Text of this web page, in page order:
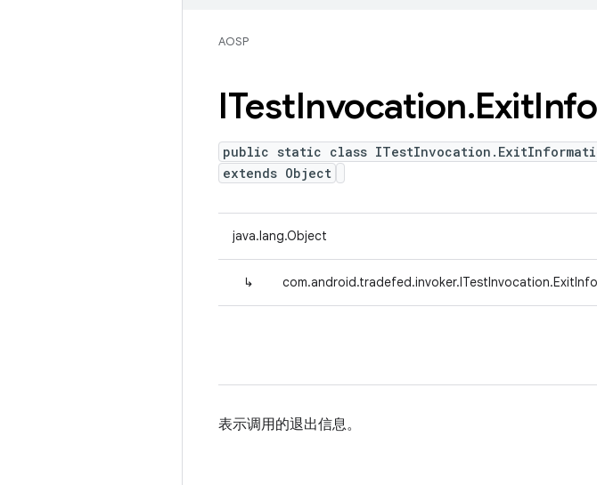
AOSP
ITestInvocation.Exit
public static class
extends Object
java.lang.Object
↳
表示调用的退出信息。